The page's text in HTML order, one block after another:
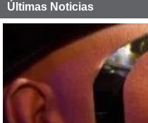
Últimas Noticias